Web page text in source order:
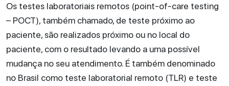
Os testes laboratoriais remotos (point-of-care testing
– POCT), também chamado, de teste próximo ao
paciente, são realizados próximo ou no local do
paciente, com o resultado levando a uma possível
mudança no seu atendimento. É também denominado
no Brasil como teste laboratorial remoto (TLR) e teste